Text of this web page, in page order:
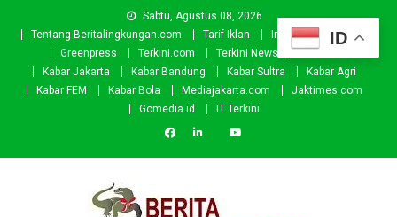
Sabtu, Agustus 08, 2026
Tentang Beritalingkungan.com
Tarif Iklan Investor
Donasi
Greenpress
Terkini.com Terkini News
Kabar.id
Kabar Jakarta
Kabar Bandung Kabar Sultra
Kabar Agri
Kabar FEM
Kabar Bola Mediajakarta.com
Jaktimes.com
Gomedia.id
IT Terkini
ID